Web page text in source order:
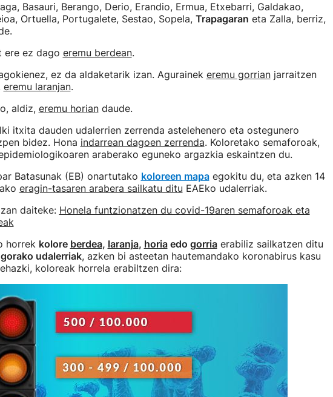
Basauri, Berango, Derio, Erandio, Ermua, Etxebarri, Galdakao,
Ortuella, Portugalete, Sestao, Sopela, Trapagaran eta Zalla, berriz,
ere ez dago eremu berdean.
ez da aldaketarik izan. Agurainek eremu gorrianjarraitzen
eremu laranjan.
aldiz, eremu horiandaude.
itxita dauden udalerrien zerrenda astelehenero eta ostegunero
bidez. Hona indarrean dagoen zerrenda. Koloretako semaforoak,
araberako eguneko argazkia eskaintzen du.
Batasunak (EB) onartutako koloreen mapaegokitu du, eta azken 14
eragin-tasaren arabera sailkatu ditu EAEko udalerriak.
daiteke: Honela funtzionatzen du covid-19aren semaforoak eta
horrek kolore berdea, laranja, horiaedo gorriaerabiliz sailkatzen ditu
udalerriak, azken bi asteetan hautemandako koronabirus kasu
koloreak horrela erabiltzen dira: